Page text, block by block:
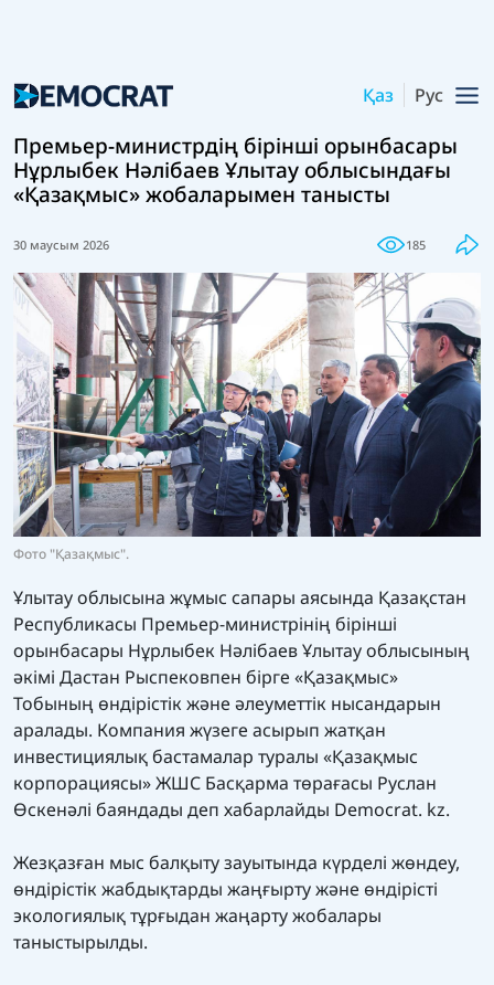
Қаз Рус
Премьер-министрдің бірінші орынбасары
Нұрлыбек Нәлібаев Ұлытау облысындағы
«Қазақмыс» жобаларымен танысты
30 маусым 2026 185
Фото "Қазақмыс".
Ұлытау облысына жұмыс сапары аясында Қазақстан
Республикасы Премьер-министрінің бірінші
орынбасары Нұрлыбек Нәлібаев Ұлытау облысының
әкімі Дастан Рыспековпен бірге «Қазақмыс»
Тобының өндірістік және әлеуметтік нысандарын
аралады. Компания жүзеге асырып жатқан
инвестициялық бастамалар туралы «Қазақмыс
корпорациясы» ЖШС Басқарма төрағасы Руслан
Өскенәлі баяндады деп хабарлайды Democrat. kz.
Жезқазған мыс балқыту зауытында күрделі жөндеу,
өндірістік жабдықтарды жаңғырту және өндірісті
экологиялық тұрғыдан жаңарту жобалары
таныстырылды.